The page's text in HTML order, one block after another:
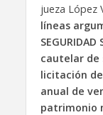
jueza López
líneas
cautelar de
licitación
anual de
patrimonio